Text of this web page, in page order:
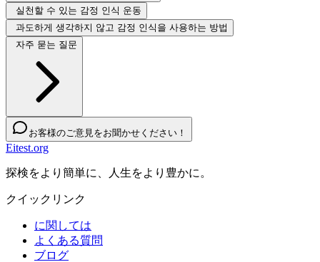
실천할 수 있는 감정 인식 운동
과도하게 생각하지 않고 감정 인식을 사용하는 방법
자주 묻는 질문
お客様のご意見をお聞かせください！
Eitest.org
探検をより簡単に、人生をより豊かに。
クイックリンク
に関しては
よくある質問
ブログ